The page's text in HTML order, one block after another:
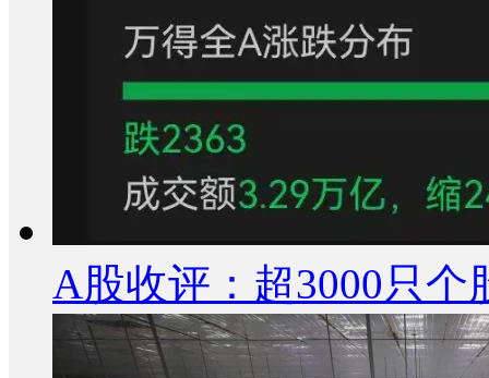
A股收评：超3000只个